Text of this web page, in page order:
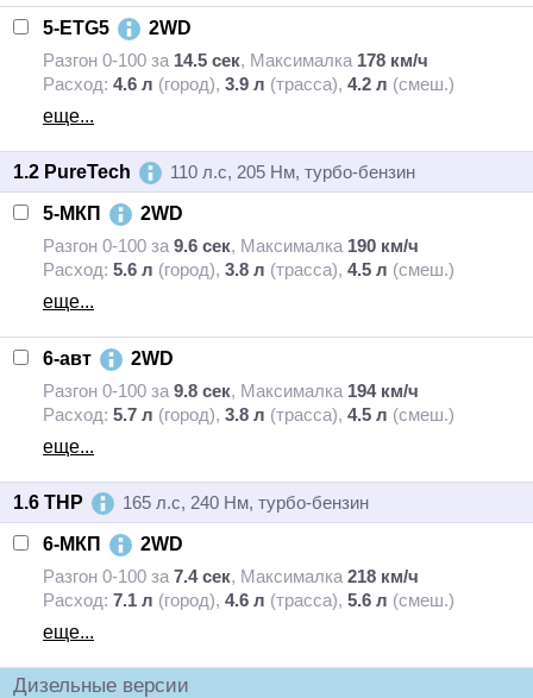
5-ETG5
2WD
Разгон 0-100 за 14.5 сек, Максималка 178 км/ч
Расход: 4.6 л (город), 3.9 л (трасса), 4.2 л (смеш.)
еще...
1.2 PureTech 110 л.с, 205 Нм, турбо-бензин
5-МКП
2WD
Разгон 0-100 за 9.6 сек, Максималка 190 км/ч
Расход: 5.6 л (город), 3.8 л (трасса), 4.5 л (смеш.)
еще...
6-авт
2WD
Разгон 0-100 за 9.8 сек, Максималка 194 км/ч
Расход: 5.7 л (город), 3.8 л (трасса), 4.5 л (смеш.)
еще...
1.6 THP 165 л.с, 240 Нм, турбо-бензин
6-МКП
2WD
Разгон 0-100 за 7.4 сек, Максималка 218 км/ч
Расход: 7.1 л (город), 4.6 л (трасса), 5.6 л (смеш.)
еще...
Дизельные версии